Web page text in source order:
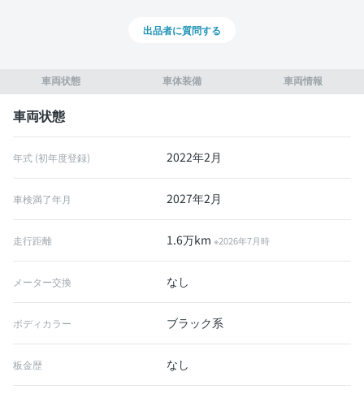
車両状態 車体装備 車両情報
車両状態
年式 (初年度登録) 2022年2月
車検満了年月 2027年2月
走行距離 1.6万km※2026年7月時
メーター交換 なし
ボディカラー ブラック系
板金歴 なし
出品者に質問する